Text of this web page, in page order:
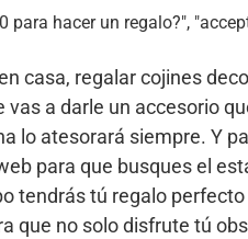
hacer un regalo?",
casa, regalar cojines
a darle un accesorio
lo atesorará siempre. Y
para que busques el
tendrás tú regalo
que no solo disfrute tú